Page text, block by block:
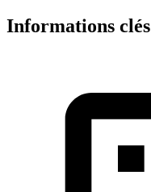
Informations clés